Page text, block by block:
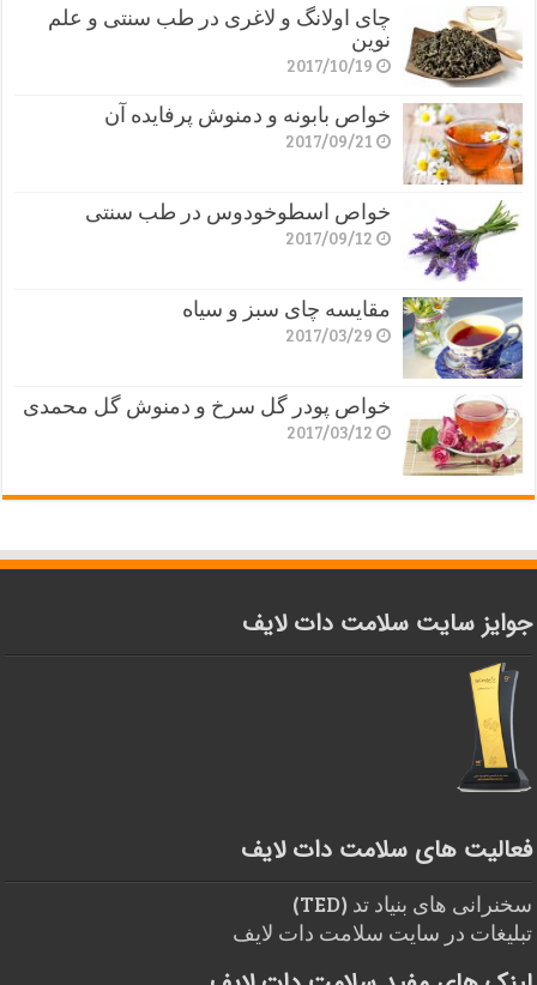
چای اولانگ و لاغری در طب سنتی و علم
نوین
2017/10/19
خواص بابونه و دمنوش پرفایده آن
2017/09/21
خواص اسطوخودوس در طب سنتی
2017/09/12
مقایسه چای سبز و سیاه
2017/03/29
خواص پودر گل سرخ و دمنوش گل محمدی
2017/03/12
جوایز سایت سلامت دات لایف
فعالیت های سلامت دات لایف
سخنرانی های بنیاد تد (TED)
تبلیغات در سایت سلامت دات لایف